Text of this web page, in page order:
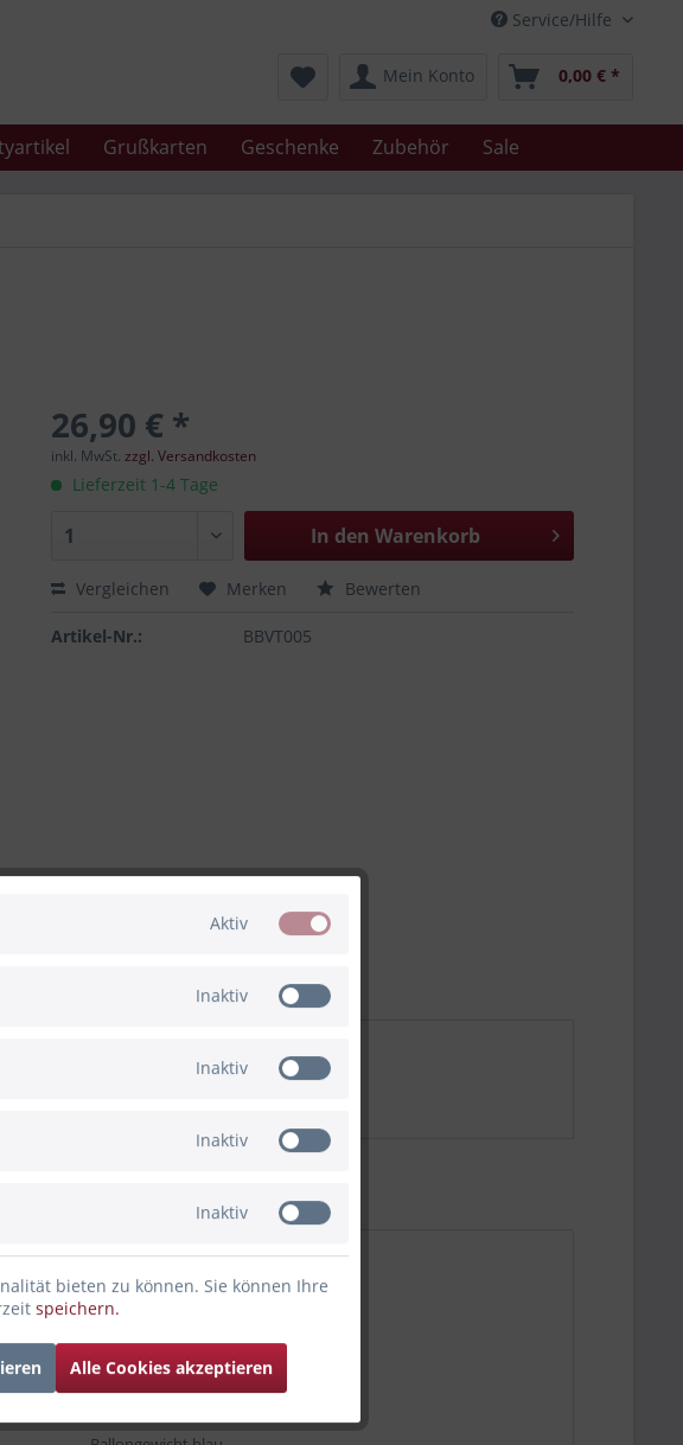
Service/Hilfe
Mein Konto 0,00 € *
Grußkarten Geschenke Zubehör Sale
26,90 € *
inkl. MwSt.zzgl. Versandkosten
Lieferzeit 1-4 Tage
In den Warenkorb
Vergleichen Merken Bewerten
Artikel-Nr.: BBVT005
Aktiv
Inaktiv
Inaktiv
Inaktiv
Inaktiv
bieten zu können. Sie können Ihre
speichern.
Alle Cookies akzeptieren